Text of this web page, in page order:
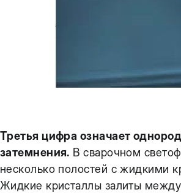
Третья цифра означает
затемнения. В сварочном
несколько полостей с жидкими
Жидкие кристаллы залиты